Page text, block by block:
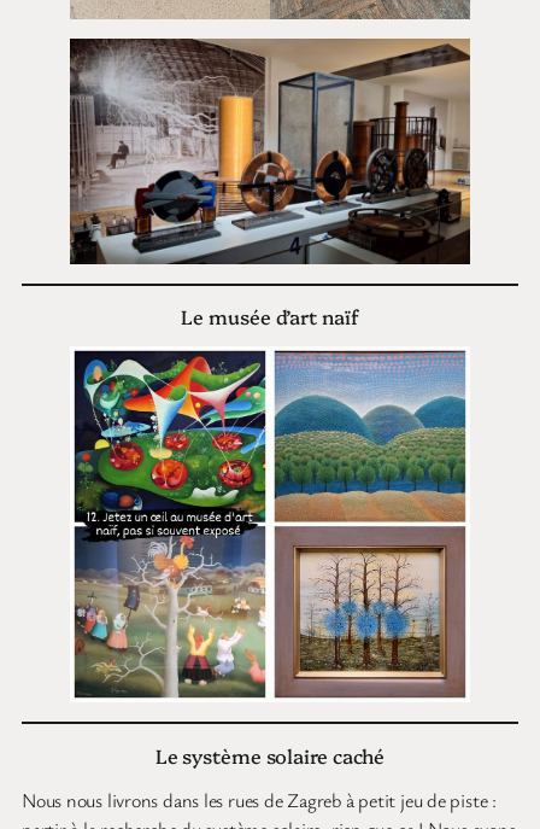
Le musée d’art naïf
Le système solaire caché
Nous nous livrons dans les rues de Zagreb à petit jeu de piste :